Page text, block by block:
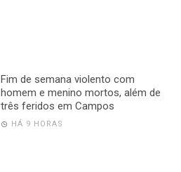
Fim de semana violento com
homem e menino mortos, além de
três feridos em Campos
HÁ 9 HORAS